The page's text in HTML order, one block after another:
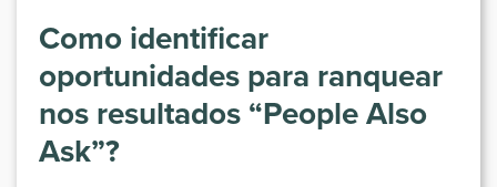
Como identificar
oportunidades para ranquear
nos resultados “People Also
Ask”?